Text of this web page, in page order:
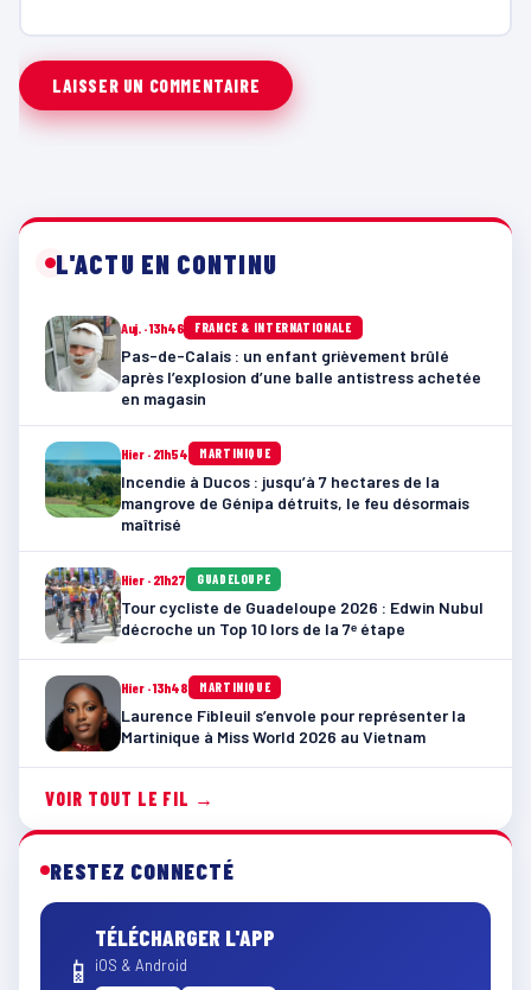
L'ACTU EN CONTINU
Auj. · 13h46 FRANCE & INTERNATIONALE
Pas-de-Calais : un enfant grièvement brûlé
après l’explosion d’une balle antistress achetée
en magasin
Hier · 21h54 MARTINIQUE
Incendie à Ducos : jusqu’à 7 hectares de la
mangrove de Génipa détruits, le feu désormais
maîtrisé
Hier · 21h27 GUADELOUPE
Tour cycliste de Guadeloupe 2026 : Edwin Nubul
décroche un Top 10 lors de la 7ᵉ étape
Hier · 13h48 MARTINIQUE
Laurence Fibleuil s’envole pour représenter la
Martinique à Miss World 2026 au Vietnam
VOIR TOUT LE FIL →
RESTEZ CONNECTÉ
📱
TÉLÉCHARGER L'APP
iOS & Android